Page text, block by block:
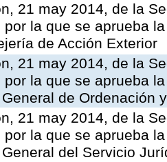
21 may 2014, de la
por la que se aprueba
de Acción Exterior
21 may 2014, de la
por la que se aprueba
de Ordenación
21 may 2014, de la
por la que se aprueba
del Servicio